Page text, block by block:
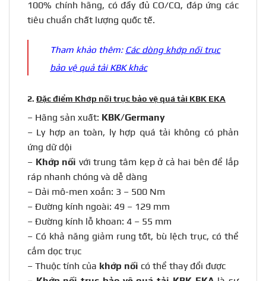
100% chính hãng, có đầy đủ CO/CQ, đáp ứng các
tiêu chuẩn chất lượng quốc tế.
Tham khảo thêm: Các dòng khớp nối trục
bảo vệ quả tải KBK khác
2. Đặc điểm Khớp nối trục bảo vệ quá tải KBK EKA
– Hãng sản xuất: KBK/Germany
– Ly hợp an toàn, ly hợp quá tải không có phản
ứng dữ dội
– Khớp nối với trung tâm kẹp ở cả hai bên để lắp
ráp nhanh chóng và dễ dàng
– Dải mô-men xoắn: 3 – 500 Nm
– Đường kính ngoài: 49 – 129 mm
– Đường kính lỗ khoan: 4 – 55 mm
– Có khả năng giảm rung tốt, bù lệch trục, có thể
cắm dọc trục
– Thuộc tính của khớp nối có thể thay đổi được